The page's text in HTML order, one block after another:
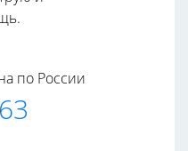
по России